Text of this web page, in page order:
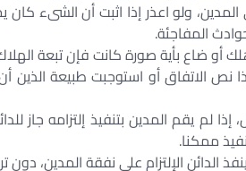
ولو اعذر إذا اثبت أن الشىء
المفاجئة.
نص الاتفاق أو استوجبت طبيعة الذين
إذا لم يقم المدين بتنفيذ إلتزامه جاز
ممكنا.